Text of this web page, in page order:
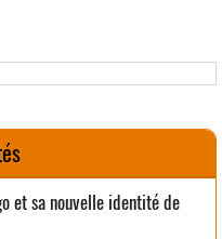
et sa nouvelle identité de